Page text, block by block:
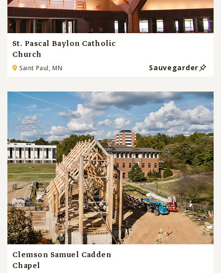
St. Pascal Baylon Catholic
Church
Saint Paul, MN Sauvegarder
Clemson Samuel Cadden
Chapel